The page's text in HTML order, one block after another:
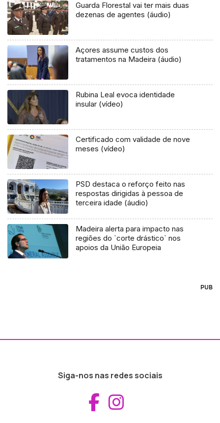
Guarda Florestal vai ter mais duas
dezenas de agentes (áudio)
Açores assume custos dos
tratamentos na Madeira (áudio)
Rubina Leal evoca identidade
insular (vídeo)
Certificado com validade de nove
meses (vídeo)
PSD destaca o reforço feito nas
respostas dirigidas à pessoa de
terceira idade (áudio)
Madeira alerta para impacto nas
regiões do `corte drástico` nos
apoios da União Europeia
PUB
Siga-nos nas redes sociais
Aceder ao